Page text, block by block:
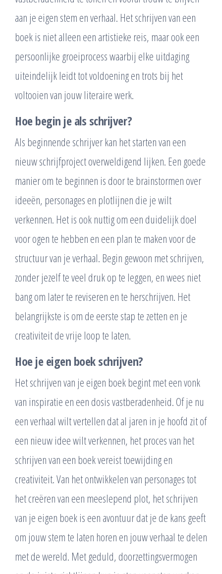
aan je eigen stem en verhaal. Het schrijven van een
boek is niet alleen een artistieke reis, maar ook een
persoonlijke groeiprocess waarbij elke uitdaging
uiteindelijk leidt tot voldoening en trots bij het
voltooien van jouw literaire werk.
Hoe begin je als schrijver?
Als beginnende schrijver kan het starten van een
nieuw schrijfproject overweldigend lijken. Een goede
manier om te beginnen is door te brainstormen over
ideeën, personages en plotlijnen die je wilt
verkennen. Het is ook nuttig om een duidelijk doel
voor ogen te hebben en een plan te maken voor de
structuur van je verhaal. Begin gewoon met schrijven,
zonder jezelf te veel druk op te leggen, en wees niet
bang om later te reviseren en te herschrijven. Het
belangrijkste is om de eerste stap te zetten en je
creativiteit de vrije loop te laten.
Hoe je eigen boek schrijven?
Het schrijven van je eigen boek begint met een vonk
van inspiratie en een dosis vastberadenheid. Of je nu
een verhaal wilt vertellen dat al jaren in je hoofd zit of
een nieuw idee wilt verkennen, het proces van het
schrijven van een boek vereist toewijding en
creativiteit. Van het ontwikkelen van personages tot
het creëren van een meeslepend plot, het schrijven
van je eigen boek is een avontuur dat je de kans geeft
om jouw stem te laten horen en jouw verhaal te delen
met de wereld. Met geduld, doorzettingsvermogen